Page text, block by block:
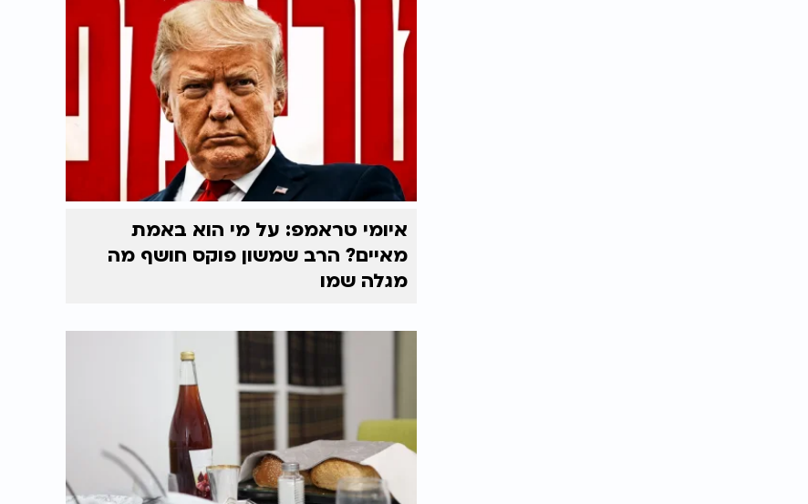
איומי טראמפ: על מי הוא באמת
מאיים? הרב שמשון פוקס חושף מה
מגלה שמו